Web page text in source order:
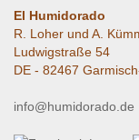
El Humidorado
R. Loher und A.
Ludwigstraße 54
DE - 82467
info@humidorado.de